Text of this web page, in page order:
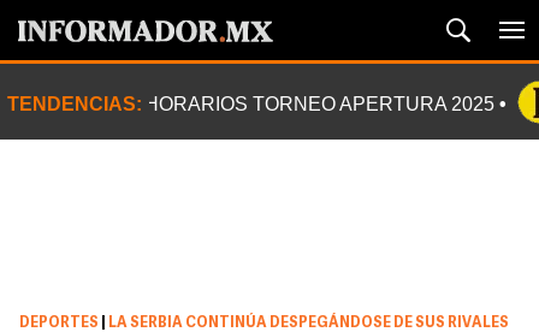
TENDENCIAS: HORARIOS TORNEO APERTURA 2025
DEPORTES LA SERBIA CONTINÚA DESPEGÁNDOSE DE SUS RIVALES